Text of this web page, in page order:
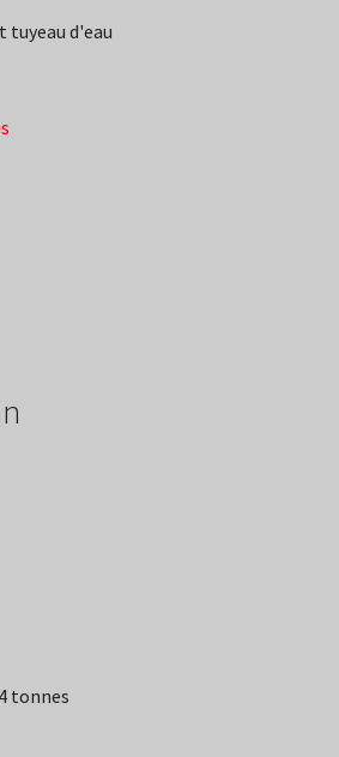
tuyeau d'eau
tonnes